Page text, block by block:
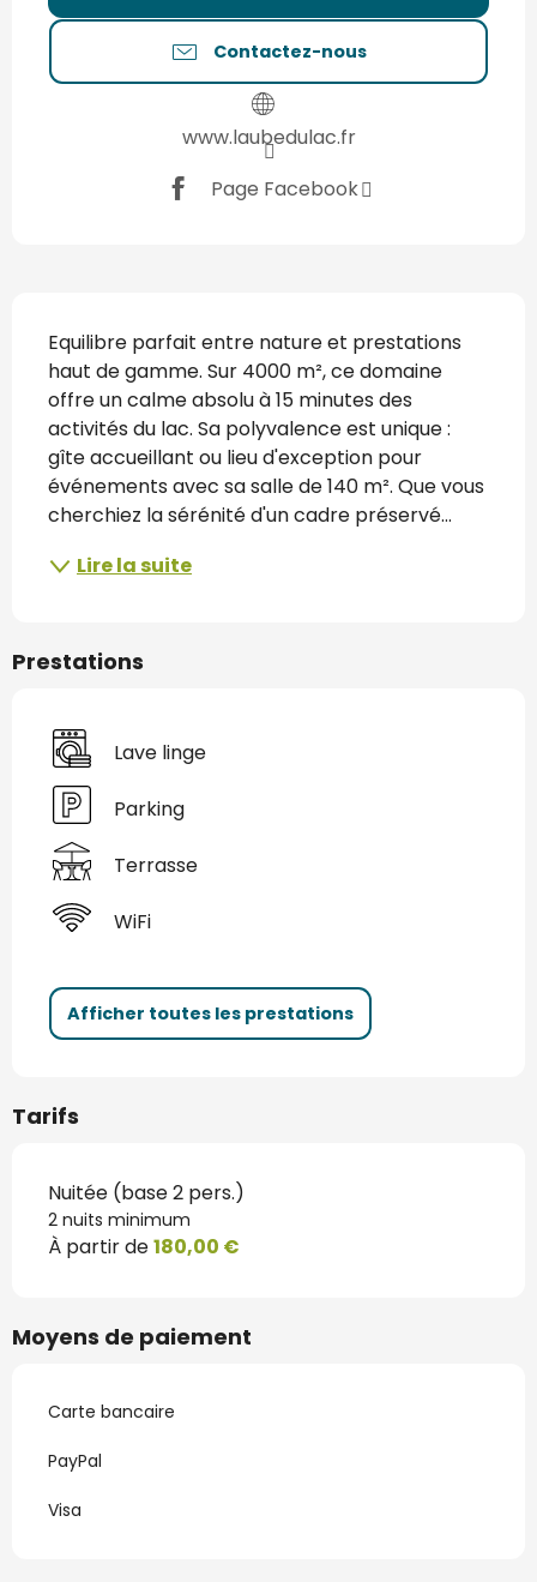
Contactez-nous
www.laubedulac.fr
Page Facebook
Equilibre parfait entre nature et prestations
haut de gamme. Sur 4000 m², ce domaine
offre un calme absolu à 15 minutes des
activités du lac. Sa polyvalence est unique :
gîte accueillant ou lieu d'exception pour
événements avec sa salle de 140 m². Que vous
cherchiez la sérénité d'un cadre préservé...
Lire la suite
Prestations
Lave linge
Parking
Terrasse
WiFi
Afficher toutes les prestations
Tarifs
Nuitée (base 2 pers.)
2 nuits minimum
À partir de180,00 €
Moyens de paiement
Carte bancaire
PayPal
Visa